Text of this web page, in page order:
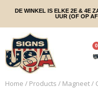
DE WINKEL IS ELKE 2E & 4E
UUR (OF OP
0
Home / Products / Magneet/